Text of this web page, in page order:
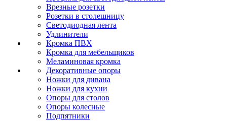
Врезные розетки
Розетки в столешницу
Светодиодная лента
Удлинители
Кромка ПВХ
Кромка для мебельщиков
Меламиновая кромка
Декоративные опоры
Ножки для дивана
Ножки для кухни
Опоры для столов
Опоры колесные
Подпятники